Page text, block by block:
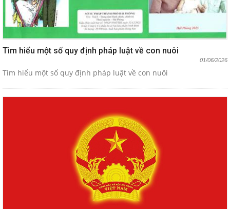
Tìm hiểu một số quy định pháp luật về con nuôi
01/06/2026
Tìm hiểu một số quy định pháp luật về con nuôi